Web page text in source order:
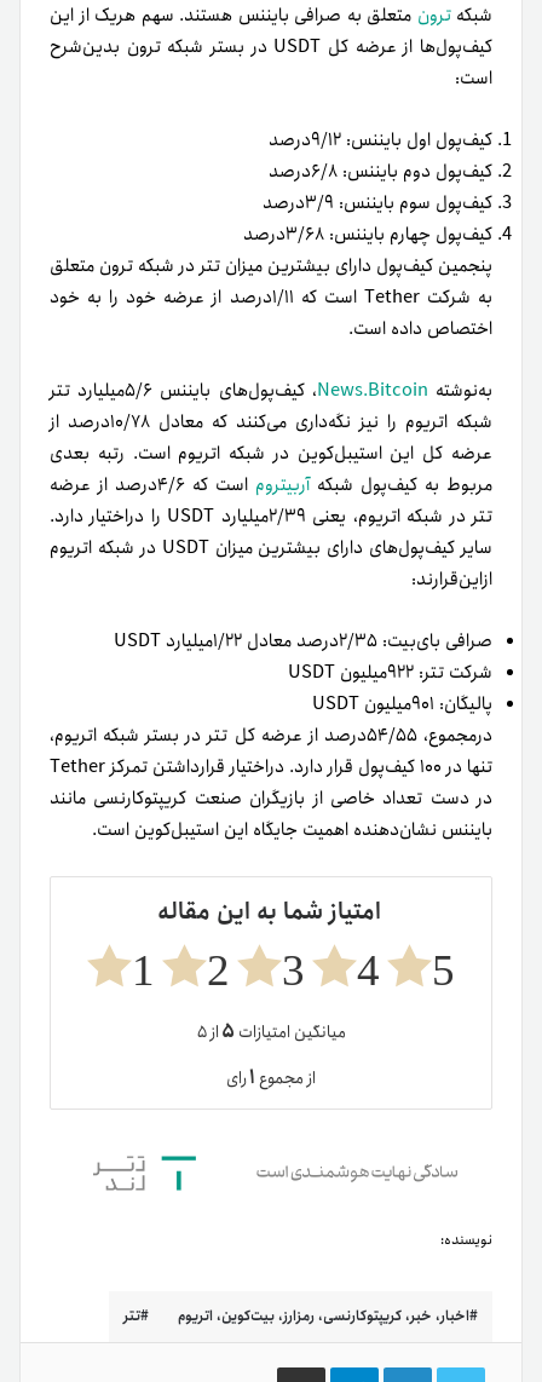
شبکهترون متعلق به صرافی بایننس هستند. سهم هر‌یک از این
کیف‌پول‌ها از عرضه کل USDT در بستر شبکه ترون بدین‌شرح
است:
کیف‌پول اول بایننس: ۹/۱۲درصد
کیف‌پول دوم بایننس: ۶/۸درصد
کیف‌پول سوم بایننس: ۳/۹درصد
کیف‌پول چهارم بایننس: ۳/۶۸درصد
پنجمین کیف‌پول دارای بیشترین میزان تتر در شبکه ترون متعلق
به شرکت Tether است که ۱/۱۱درصد از عرضه خود را به خود
اختصاص داده است.
به‌نوشته News.Bitcoin
، کیف‌پول‌های بایننس ۵/۶میلیارد تتر
شبکه اتریوم را نیز نگه‌داری می‌کنند که معادل ۱۰/۷۸درصد از
عرضه کل این استیبل‌کوین در شبکه اتریوم است. رتبه بعدی
مربوط به کیف‌پول شبکهآربیتروم
است که ۴/۶درصد از عرضه
تتر در شبکه اتریوم، یعنی ۲/۳۹میلیارد USDT را دراختیار دارد.
سایر کیف‌پول‌های دارای بیشترین میزان USDT در شبکه اتریوم
ازاین‌قرارند:
صرافی بای‌بیت: ۲/۳۵درصد معادل ۱/۲۲میلیارد USDT
شرکت تتر: ۹۲۲میلیون USDT
پالیگان: ۹۰۱میلیون USDT
در‌مجموع، ۵۴/۵۵درصد از عرضه کل تتر در بستر شبکه اتریوم،
تنها در ۱۰۰ کیف‌پول قرار دارد. دراختیار قرارداشتن تمرکز Tether
در‌ دست تعداد خاصی از بازیگران صنعت کریپتوکارنسی مانند
بایننس نشان‌دهنده اهمیت جایگاه این استیبل‌کوین است.
امتیاز شما به این مقاله
5
4
3
2
1
میانگین امتیازات ۵از ۵
از مجموع۱رای
نویسنده:
اخبار، خبر، کریپتوکارنسی، رمزارز، بیت‌کوین، اتریوم تتر